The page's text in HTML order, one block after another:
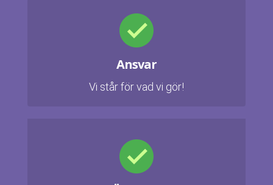
Ansvar
Vi står för vad vi gör!